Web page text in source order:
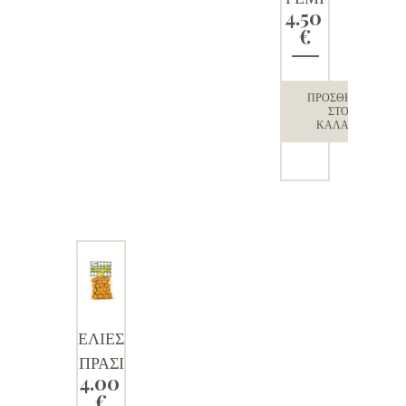
ΣΤΕΣ
με
αλο
4.50
€
ΠΡΟΣΘΉΚΗ
ΣΤΟ
ΚΑΛΆΘΙ
ΕΛΙΕΣ
ΠΡΑΣΙ
ΝΕΣ
4.00